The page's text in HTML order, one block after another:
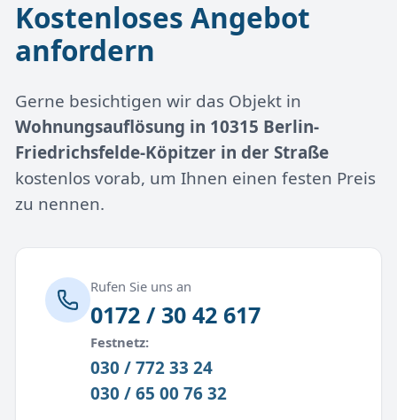
Kostenloses Angebot
anfordern
Gerne besichtigen wir das Objekt in
Wohnungsauflösung in 10315 Berlin-
Friedrichsfelde-Köpitzer in der Straße
kostenlos vorab, um Ihnen einen festen Preis
zu nennen.
Rufen Sie uns an
0172 / 30 42 617
Festnetz:
030 / 772 33 24
030 / 65 00 76 32